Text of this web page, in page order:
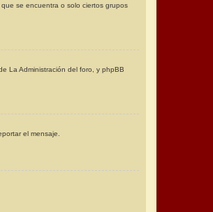
se encuentra o solo ciertos grupos
La Administración del foro, y phpBB
el mensaje.